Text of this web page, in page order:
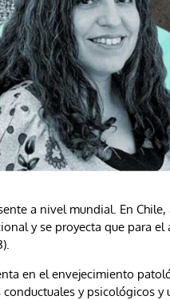
a nivel mundial. En
y se proyecta que para
en el envejecimiento
y psicológicos